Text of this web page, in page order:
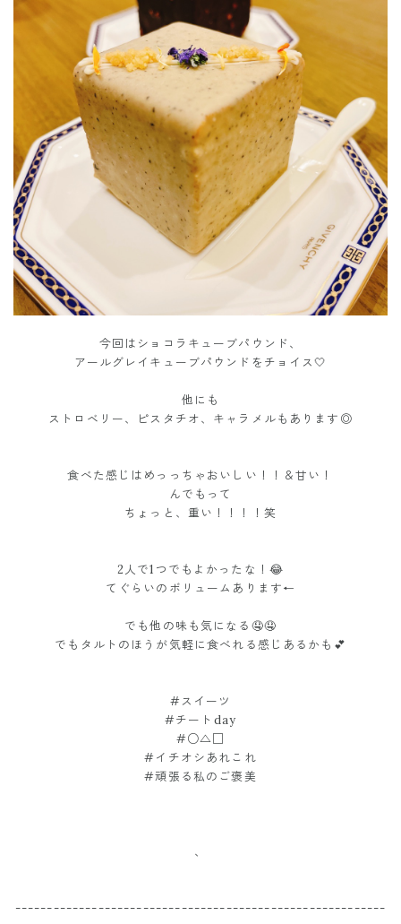
今回はショコラキューブパウンド、
アールグレイキューブパウンドをチョイス🤍
他にも
ストロベリー、ピスタチオ、キャラメルもあります◎
食べた感じはめっっちゃおいしい！！＆甘い！
んでもって
ちょっと、重い！！！！笑
2人で1つでもよかったな！😂
てぐらいのボリュームあります←
でも他の味も気になる🤤🤤
でもタルトのほうが気軽に食べれる感じあるかも💕
#スイーツ
#チートday
#○△□
#イチオシあれこれ
#頑張る私のご褒美
、
----------------------------------------------------------